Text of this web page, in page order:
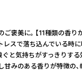
に。 【11種
落ち込んで
ちがすっき
ある香りが特